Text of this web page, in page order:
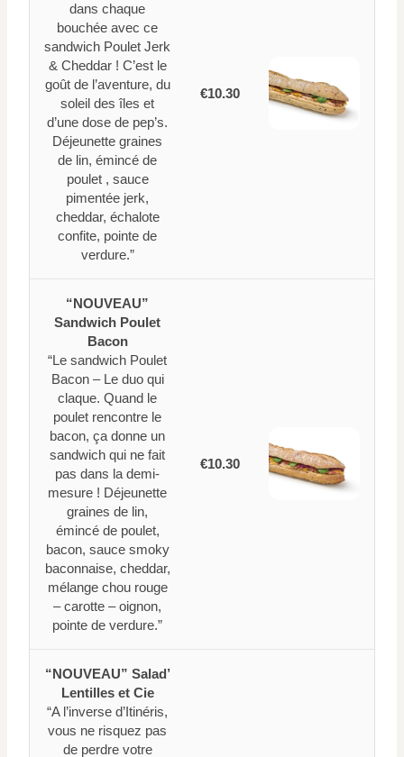
dans chaque
bouchée avec ce
sandwich Poulet Jerk
& Cheddar ! C’est le
goût de l’aventure, du
soleil des îles et
d’une dose de pep’s.
Déjeunette graines
de lin, émincé de
poulet , sauce
pimentée jerk,
cheddar, échalote
confite, pointe de
verdure.”
€10.30
“NOUVEAU”
Sandwich Poulet
Bacon
“Le sandwich Poulet
Bacon – Le duo qui
claque. Quand le
poulet rencontre le
bacon, ça donne un
sandwich qui ne fait
pas dans la demi-
mesure ! Déjeunette
graines de lin,
émincé de poulet,
bacon, sauce smoky
baconnaise, cheddar,
mélange chou rouge
– carotte – oignon,
pointe de verdure.”
€10.30
“NOUVEAU” Salad’
Lentilles et Cie
“A l’inverse d’Itinéris,
vous ne risquez pas
de perdre votre